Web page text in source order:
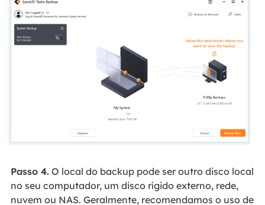
Passo 4.O local do backup pode ser outro disco local
no seu computador, um disco rígido externo, rede,
nuvem ou NAS. Geralmente, recomendamos o uso de